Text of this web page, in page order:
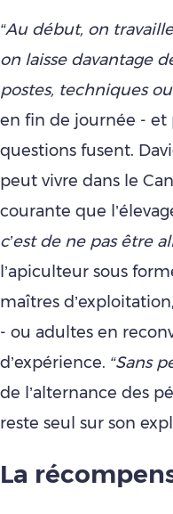
“Au début, on
on laisse davantage
postes, techniques
en fin de journée - et
questions fusent.
peut vivre dans le
courante que
c’est de ne pas être
l’apiculteur sous
maîtres
- ou adultes en
d’expérience. “Sans
de l’alternance des
reste seul sur son
La récom